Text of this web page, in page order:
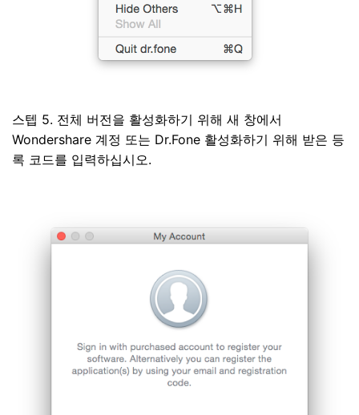
스텝 5. 전체 버전을 활성화하기 위해 새 창에서
Wondershare 계정 또는 Dr.Fone 활성화하기 위해 받은 등
록 코드를 입력하십시오.